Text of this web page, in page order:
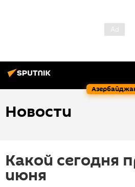
Новости
Какой сегодня
июня